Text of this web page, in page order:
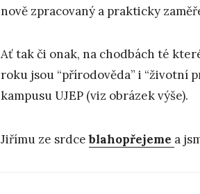
nově zpracovaný a prakticky
Ať tak či onak, na chodbách té
roku jsou “přírodověda” i “životní
kampusu UJEP (viz obrázek výše).
Jiřímu ze srdceblahopřejeme a